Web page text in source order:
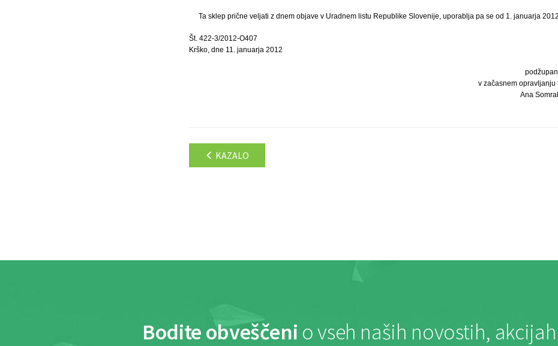
Ta sklep prične veljati z dnem objave v Uradnem listu Republike Slovenije, uporablja pa se od 1. januarja 2012.
Št. 422-3/2012-O407
Krško, dne 11. januarja 2012
v začasnem opravljanju
Ana
KAZALO
Bodite obveščeni o vseh naših novostih,